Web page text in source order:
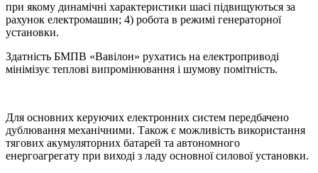
при якому динамічні характеристики шасі підвищуються за
рахунок електромашин; 4) робота в режимі генераторної
установки.
Здатність БМПВ «Вавілон» рухатись на електроприводі
мінімізує теплові випромінювання і шумову помітність.
Для основних керуючих електронних систем передбачено
дублювання механічними. Також є можливість використання
тягових акумуляторних батарей та автономного
енергоагрегату при виході з ладу основної силової установки.